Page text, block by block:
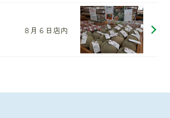
８月６日店内